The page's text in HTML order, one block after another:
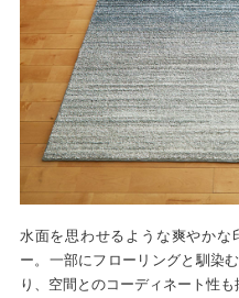
水面を思わせるような爽やか
ー。一部にフローリングと馴染
り、空間とのコーディネート性も